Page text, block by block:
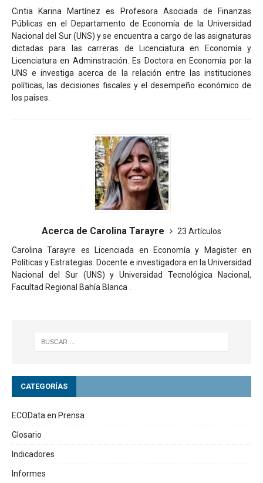
Cintia Karina Martínez es Profesora Asociada de Finanzas
Públicas en el Departamento de Economía de la Universidad
Nacional del Sur (UNS) y se encuentra a cargo de las asignaturas
dictadas para las carreras de Licenciatura en Economía y
Licenciatura en Adminstración. Es Doctora en Economía por la
UNS e investiga acerca de la relación entre las instituciones
políticas, las decisiones fiscales y el desempeño económico de
los países.
Acerca de Carolina Tarayre
23 Artículos
Carolina Tarayre es Licenciada en Economía y Magister en
Políticas y Estrategias. Docente e investigadora en la Universidad
Nacional del Sur (UNS) y Universidad Tecnológica Nacional,
Facultad Regional Bahía Blanca .
CATEGORÍAS
ECOData en Prensa
Glosario
Indicadores
Informes